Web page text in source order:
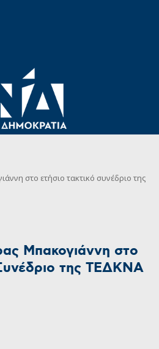
στο ετήσιο τακτικό συνέδριο της
Μπακογιάννη στο
της ΤΕΔΚΝΑ